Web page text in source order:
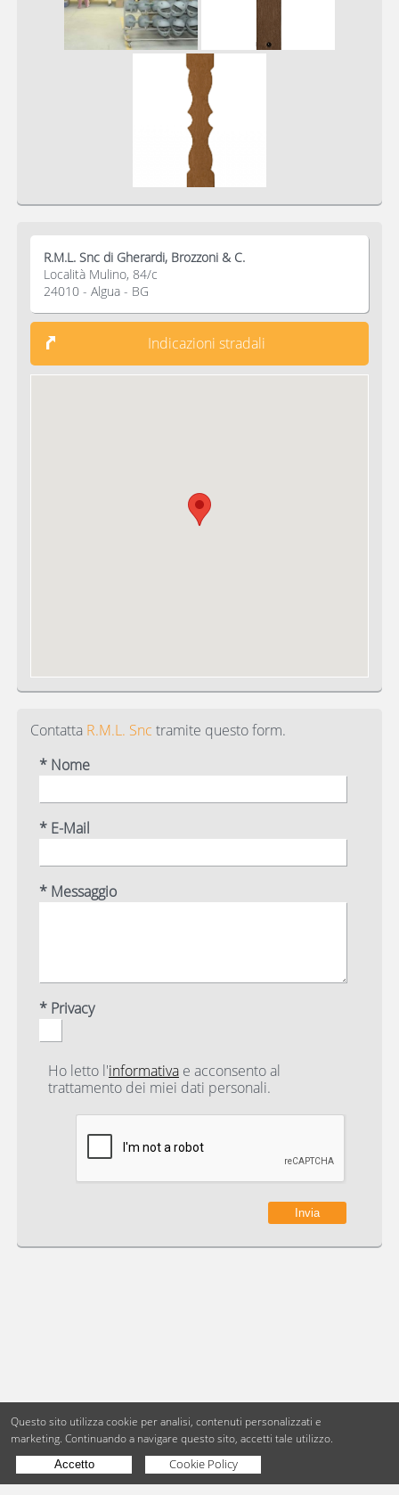
R.M.L. Snc di Gherardi, Brozzoni & C.
Località Mulino, 84/c
24010 - Algua - BG
Indicazioni stradali
Contatta R.M.L. Snc tramite questo form.
* Nome
* E-Mail
* Messaggio
* Privacy
Ho letto l'informativae acconsento al
trattamento dei miei dati personali.
Copyright © BdueB Srl PI 07755110967 Privacy Utilizzo dei cookie
Questo sito utilizza cookie per analisi, contenuti personalizzati e
marketing. Continuando a navigare questo sito, accetti tale utilizzo.
Accetto Cookie Policy